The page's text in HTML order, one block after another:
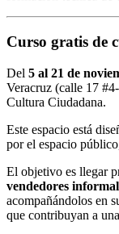
Curso gratis de
Del 5 al 21 de
Veracruz (calle 17
Cultura Ciudadana.
Este espacio está
por el espacio
El objetivo es llegar
vendedores
acompañándolos en
que contribuyan a